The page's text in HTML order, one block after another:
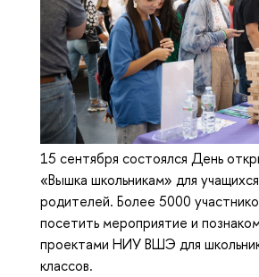
15 сентября состоялся День
«Вышка школьникам» для
родителей. Более 5000
посетить мероприятие и
проектами НИУ ВШЭ для
классов.